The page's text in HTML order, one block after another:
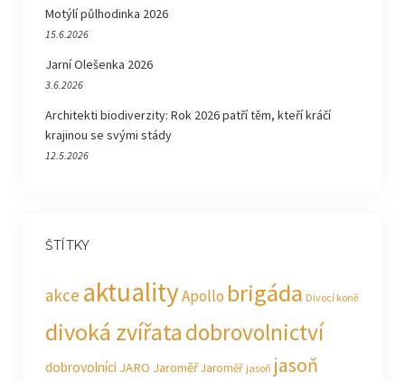
Motýlí půlhodinka 2026
15.6.2026
Jarní Olešenka 2026
3.6.2026
Architekti biodiverzity: Rok 2026 patří těm, kteří kráčí
krajinou se svými stády
12.5.2026
ŠTÍTKY
akce aktualityApollo brigáda Divocí koně
divoká zvířatadobrovolnictví
dobrovolníci JARO JaroměřJaroměř jasoň jasoň